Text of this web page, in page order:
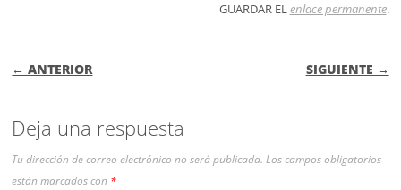
GUARDAR ELenlace permanente.
NAVEGACIÓN DE ENTRADAS
← ANTERIOR SIGUIENTE →
Deja una respuesta
Tu dirección de correo electrónico no será publicada. Los campos obligatorios
están marcados con *